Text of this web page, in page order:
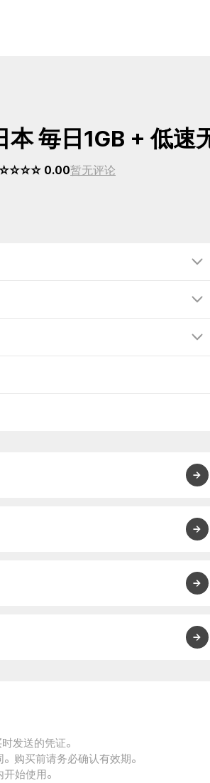
本 毎日1GB + 低速
0.00暂无评论
发送的凭证。
购买前请务必确认有效期。
始使用。